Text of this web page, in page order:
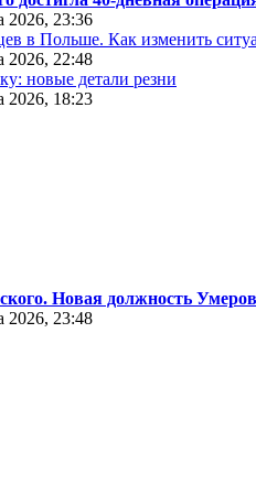
2026, 23:36
в Польше. Как изменить
2026, 22:48
новые детали резни
2026, 18:23
Новая должность
2026, 23:48